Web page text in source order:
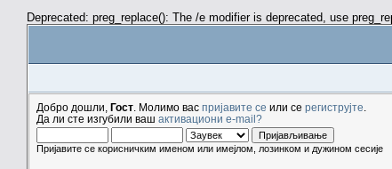
Deprecated: preg_replace(): The /e modifier is deprecated, use
Добро дошли, Гост . Молимо вас пријавите се или се региструјте
Да ли сте изгубили ваш активациони e-mail?
Пријавите се корисничким именом или имејлом, лозинком и дужином сесије